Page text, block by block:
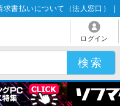
求書払いについて（法人窓口）
ログイン